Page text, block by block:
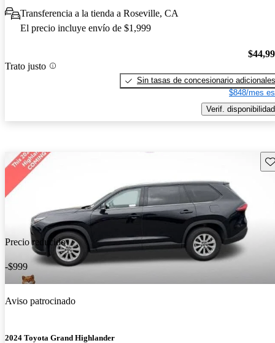
Transferencia a la tienda a Roseville, CA
El precio incluye envío de $1,999
Trato justo
Sin tasas de concesionario adicionales
$848/mes
Verif. disponibilidad
Precio reducido
-$999
Aviso patrocinado
2024 Toyota Grand Highlander